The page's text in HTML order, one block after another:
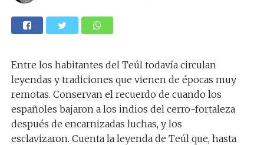
Entre los habitantes del Teúl todavía circulan
leyendas y tradiciones que vienen de épocas muy
remotas. Conservan el recuerdo de cuando los
españoles bajaron a los indios del cerro-fortaleza
después de encarnizadas luchas, y los
esclavizaron. Cuenta la leyenda de Teúl que, hasta